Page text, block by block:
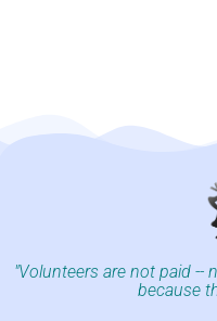
"Volunteers are not paid --
because